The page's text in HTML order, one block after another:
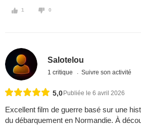
1 0
Salotelou
1 critique Suivre son activité
5,0 Publiée le 6 avril 2026
Excellent film de guerre basé sur une
du débarquement en Normandie. À